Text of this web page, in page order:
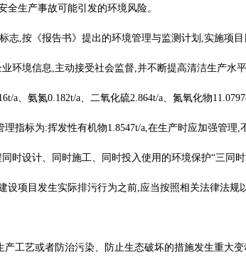
生产事故可能引发的环境风险。
,按《报告书》提出的环境管理与监测计划,实施项目
环境信息,主动接受社会监督,并不断提高清洁生产水
a、氨氮0.182t/a、二氧化硫2.864t/a、氮氧化物
指标为:挥发性有机物1.8547t/a,在生产时应加强管理,
时设计、同时施工、同时投入使用的环境保护“三同
项目发生实际排污行为之前,应当按照相关法律法
工艺或者防治污染、防止生态破坏的措施发生重大